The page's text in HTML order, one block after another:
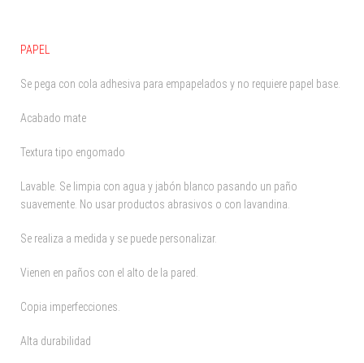
PAPEL
Se pega con cola adhesiva para empapelados y no requiere papel base.
Acabado mate
Textura tipo engomado
Lavable. Se limpia con agua y jabón blanco pasando un paño
suavemente. No usar productos abrasivos o con lavandina.
Se realiza a medida y se puede personalizar.
Vienen en paños con el alto de la pared.
Copia imperfecciones.
Alta durabilidad